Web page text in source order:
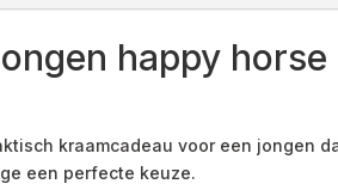
happy
kraamcadeau voor een jongen
een perfecte keuze.